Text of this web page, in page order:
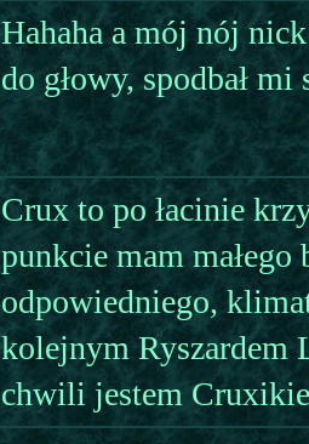
Hahaha a mój nój
do głowy, spodbał
Crux to po łacinie
punkcie mam małego
odpowiedniego,
kolejnym Ryszardem
chwili jestem